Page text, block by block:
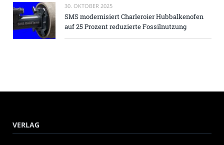
30. OKTOBER 2025
SMS modernisiert Charleroier Hubbalkenofen
auf 25 Prozent reduzierte Fossilnutzung
VERLAG